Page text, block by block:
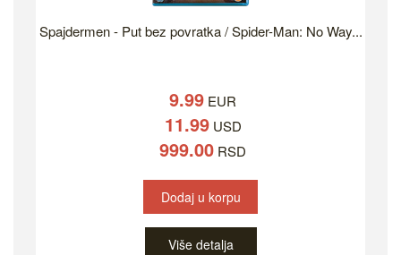
Spajdermen - Put bez povratka / Spider-Man: No Way...
9.99 EUR
11.99USD
999.00 RSD
Dodaj u korpu
Više detalja